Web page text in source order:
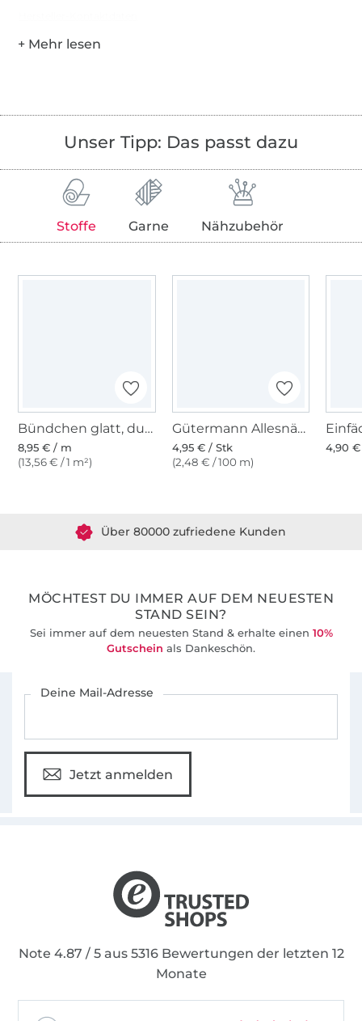
Unser Tipp: Das passt dazu
Stoffe Garne Nähzubehör
Bündchen glatt, dunkelpetrol
8,95 € / m
(13,56 € / 1 m²)
Gütermann Allesnäher (904) dunkelpetrol
4,95 € / Stk
(2,48 € / 100 m)
4,90
Über 80000 zufriedene Kunden
MÖCHTEST DU IMMER AUF DEM NEUESTEN
STAND SEIN?
Sei immer auf dem neuesten Stand & erhalte einen 10%
Gutschein als Dankeschön.
Deine Mail-Adresse
Jetzt anmelden
Note 4.87 / 5 aus 5316 Bewertungen der letzten 12
Monate